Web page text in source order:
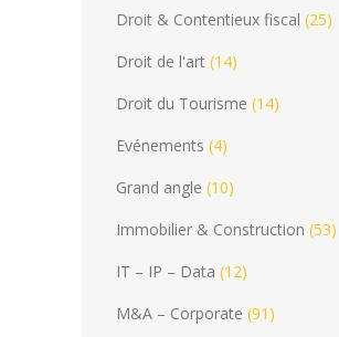
Droit & Contentieux fiscal (25)
Droit de l'art (14)
Droit du Tourisme (14)
Evénements (4)
Grand angle (10)
Immobilier & Construction (53)
IT – IP – Data (12)
M&A – Corporate (91)